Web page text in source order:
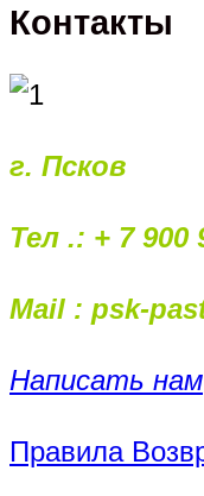
Контакты
г. Псков
Тел .: + 7 900
Mail : psk-
Написать нам
Правила